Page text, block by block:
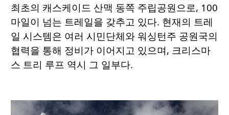
최초의 캐스케이드 산맥 동쪽 주립공원으로, 100
마일이 넘는 트레일을 갖추고 있다. 현재의 트레
일 시스템은 여러 시민단체와 워싱턴주 공원국의
협력을 통해 정비가 이어지고 있으며, 크리스마
스 트리 루프 역시 그 일부다.